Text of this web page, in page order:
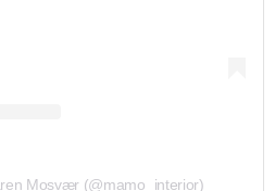
Mosvær (@mamo_interior)